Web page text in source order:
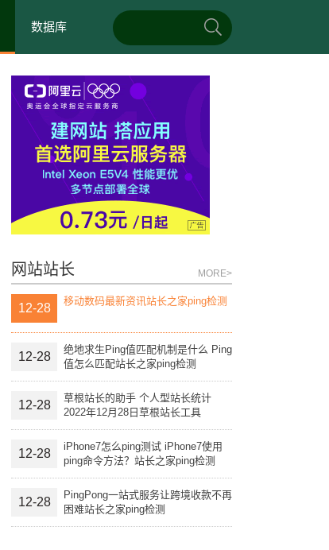
数据库
网站站长 MORE>
12-28
移动数码最新资讯站长之家ping检测
12-28
绝地求生Ping值匹配机制是什么 Ping
值怎么匹配站长之家ping检测
12-28
草根站长的助手 个人型站长统计
2022年12月28日草根站长工具
12-28
iPhone7怎么ping测试 iPhone7使用
ping命令方法？站长之家ping检测
12-28
PingPong一站式服务让跨境收款不再
困难站长之家ping检测